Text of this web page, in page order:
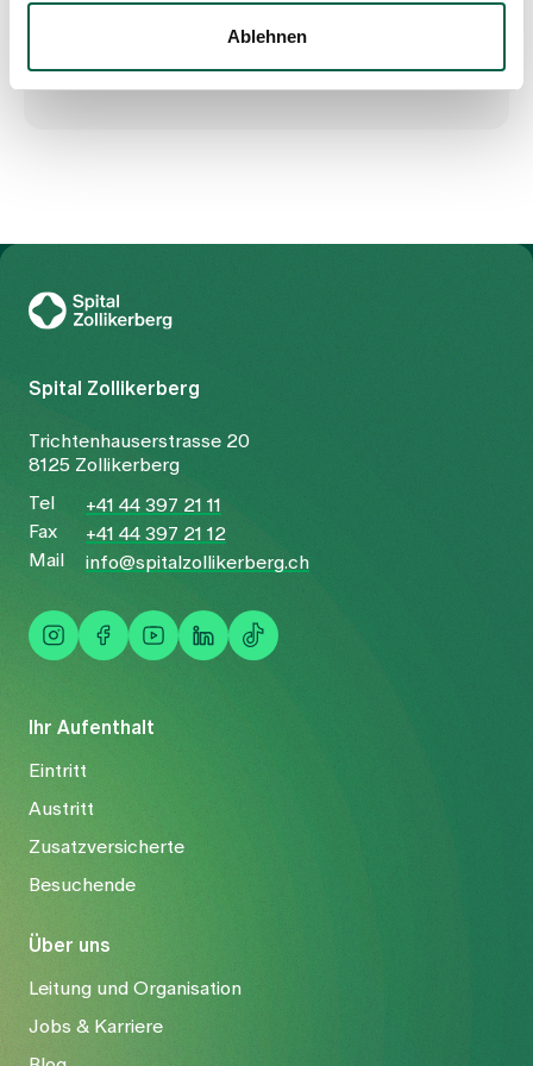
Ablehnen
Ihr Aufenthalt
Eintritt
Austritt
Zusatzversicherte
Besuchende
Über uns
Leitung und Organisation
Jobs & Karriere
Spital Zollikerberg
Trichtenhauserstrasse 20
8125 Zollikerberg
Tel
+41 44 397 21 11
Fax
+41 44 397 21 12
Mail
info@spitalzollikerberg.ch